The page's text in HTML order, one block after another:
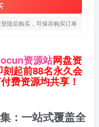
陆后购买，可保存购买订单
资源站网盘资
起前88名永久会
费资源均共享！
：一站式覆盖全